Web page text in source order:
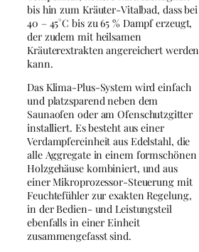
bis hin zum Kräuter-Vitalbad, dass bei
40 – 45°C bis zu 65 % Dampf erzeugt,
der zudem mit heilsamen
Kräuterextrakten angereichert werden
kann.
Das Klima-Plus-System wird einfach
und platzsparend neben dem
Saunaofen oder am Ofenschutzgitter
installiert. Es besteht aus einer
Verdampfereinheit aus Edelstahl, die
alle Aggregate in einem formschönen
Holzgehäuse kombiniert, und aus
einer Mikroprozessor-Steuerung mit
Feuchtefühler zur exakten Regelung,
in der Bedien- und Leistungsteil
ebenfalls in einer Einheit
zusammengefasst sind.